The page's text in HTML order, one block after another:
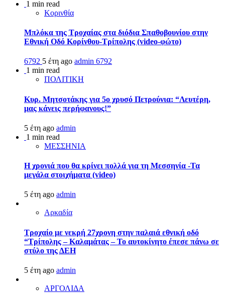
1 min read
Κορινθία
Μπλόκα της Τροχαίας στα διόδια Σπαθοβουνίου στην
Εθνική Οδό Κορίνθου-Τρίπολης (video-φώτο)
6792 5 έτη ago admin 6792
1 min read
ΠΟΛΙΤΙΚΗ
Κυρ. Μητσοτάκης για 5ο χρυσό Πετρούνια: “Λευτέρη,
μας κάνεις περήφανους!”
5 έτη ago admin
1 min read
ΜΕΣΣΗΝΙΑ
Η χρονιά που θα κρίνει πολλά για τη Μεσσηνία -Τα
μεγάλα στοιχήματα (video)
5 έτη ago admin
Αρκαδία
Τροχαίο με νεκρή 27χρονη στην παλαιά εθνική οδό
“Τρίπολης – Καλαμάτας – Το αυτοκίνητο έπεσε πάνω σε
στύλο της ΔΕΗ
5 έτη ago admin
ΑΡΓΟΛΙΔΑ